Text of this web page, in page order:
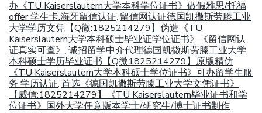
办《TU Kaiserslautern大学本科学位证书》做假雅思/托福
offer 学生卡.海牙留信认证, 留信网认证德国凯撒斯劳滕工业
大学学历文凭【Q微:1825214279】伪造《TU
Kaiserslautern大学本科硕士毕业证学位证书》《留信网认
证真实可查》
, 诚招留学中介代理德国凯撒斯劳滕工业大学
本科硕士学历毕业证书【Q微1825214279】原版精仿
《TU Kaiserslautern大学本科硕士学位证书》可办留学生服
务 学历认证, 首选《德国凯撒斯劳滕工业大学文凭证书》
【威信:1825214279】《TU Kaiserslautern毕业证书和学
位证书》国外大学任意版本学士/研究生/博士证书制作